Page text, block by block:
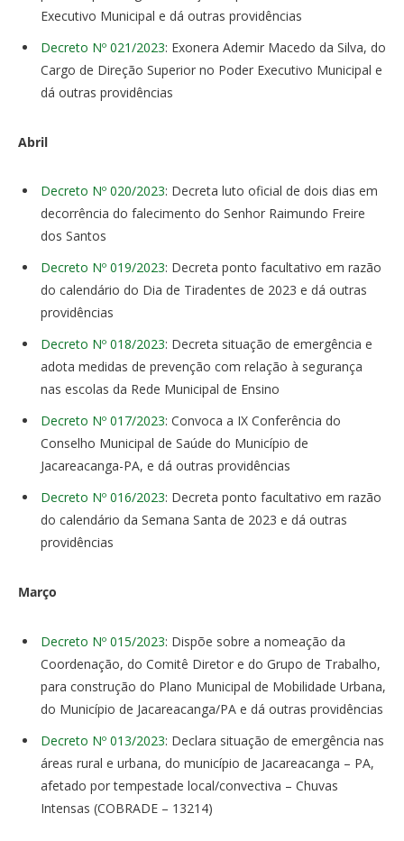
Executivo Municipal e dá outras providências
Decreto Nº 021/2023: Exonera Ademir Macedo da Silva, do
Cargo de Direção Superior no Poder Executivo Municipal e
dá outras providências
Abril
Decreto Nº 020/2023: Decreta luto oficial de dois dias em
decorrência do falecimento do Senhor Raimundo Freire
dos Santos
Decreto Nº 019/2023: Decreta ponto facultativo em razão
do calendário do Dia de Tiradentes de 2023 e dá outras
providências
Decreto Nº 018/2023: Decreta situação de emergência e
adota medidas de prevenção com relação à segurança
nas escolas da Rede Municipal de Ensino
Decreto Nº 017/2023: Convoca a IX Conferência do
Conselho Municipal de Saúde do Município de
Jacareacanga-PA, e dá outras providências
Decreto Nº 016/2023: Decreta ponto facultativo em razão
do calendário da Semana Santa de 2023 e dá outras
providências
Março
Decreto Nº 015/2023: Dispõe sobre a nomeação da
Coordenação, do Comitê Diretor e do Grupo de Trabalho,
para construção do Plano Municipal de Mobilidade Urbana,
do Município de Jacareacanga/PA e dá outras providências
Decreto Nº 013/2023: Declara situação de emergência nas
áreas rural e urbana, do município de Jacareacanga – PA,
afetado por tempestade local/convectiva – Chuvas
Intensas (COBRADE – 13214)